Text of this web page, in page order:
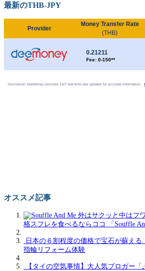
最新のTHB-JPY
オススメ記事
外はサクッと中はフ
格スフレを食べるならココ 「Souffle
日本の６割程度の価格で宝石が蘇え
指輪リフォーム体験
【タイの空気事情】大人気ブロガー